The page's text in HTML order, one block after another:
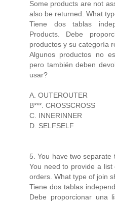
Some products are not
also be returned. What
Tiene dos tablas
Products. Debe
productos y su categoría
Algunos productos no
pero también deben
usar?
A. OUTEROUTER
B***. CROSSCROSS
C. INNERINNER
D. SELFSELF
5. You have two separate
You need to provide a
orders. What type of join
Tiene dos tablas
Debe proporcionar una